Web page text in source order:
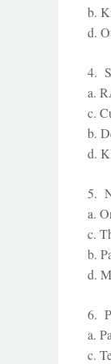
b.
d.
4.
a.
c.
b.
d.
5.
a.
c.
b.
d.
6.
a.
c.